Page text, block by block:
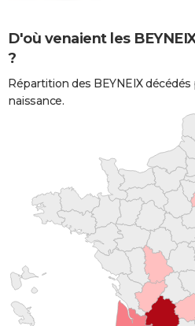
D'où venaient les
?
Répartition des BEYNEIX
naissance.